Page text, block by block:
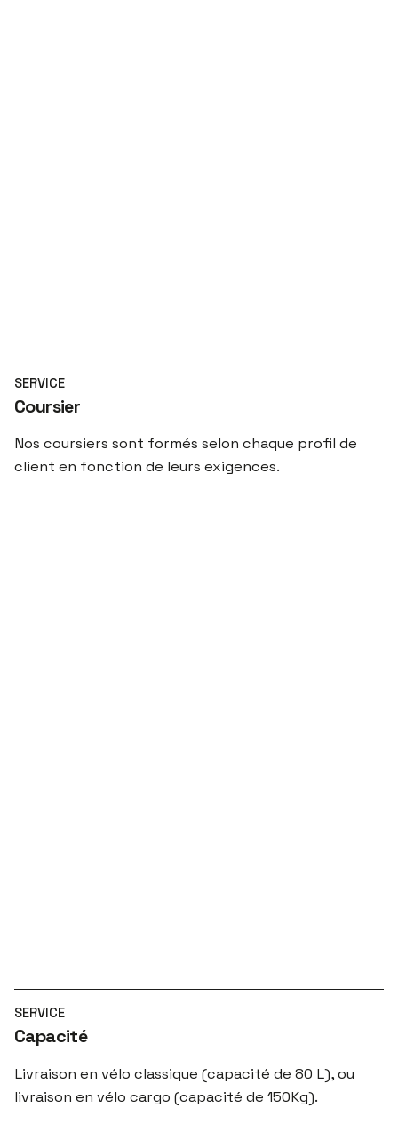
SERVICE
Coursier
Nos coursiers sont formés selon chaque profil de
client en fonction de leurs exigences.
SERVICE
Capacité
Livraison en vélo classique (capacité de 80 L), ou
livraison en vélo cargo (capacité de 150Kg).